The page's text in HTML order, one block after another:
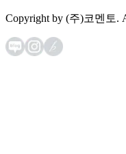
Copyright by (주)코멘토.